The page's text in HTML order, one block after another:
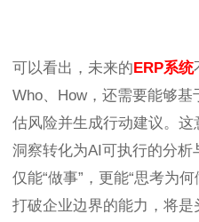
可以看出，未来的ERP系统
Who、How，还需要能够
估风险并生成行动建议。
洞察转化为AI可执行的分
仅能“做事”，更能“思考为
打破企业边界的能力，将是